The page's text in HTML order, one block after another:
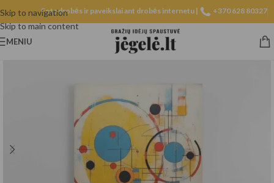
Skip to navigation
Skip to main content
Fotodrobės ir paveikslai ant drobės internetu | +370 628 80327
MENIU